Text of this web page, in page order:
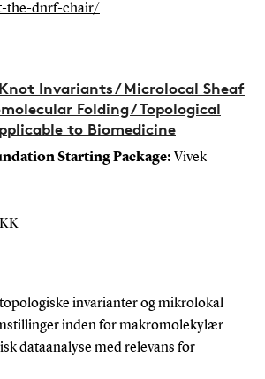
the-dnrf-chair/
Invariants / Microlocal Sheaf
Folding / Topological
to Biomedicine
Starting Package: Vivek
invarianter og mikrolokal
inden for makromolekylær
dataanalyse med relevans for